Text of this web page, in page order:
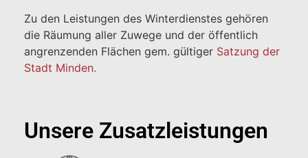
Zu den Leistungen des Winterdienstes gehören
die Räumung aller Zuwege und der öffentlich
angrenzenden Flächen gem. gültiger Satzung der
Stadt Minden.
Unsere Zusatzleistungen